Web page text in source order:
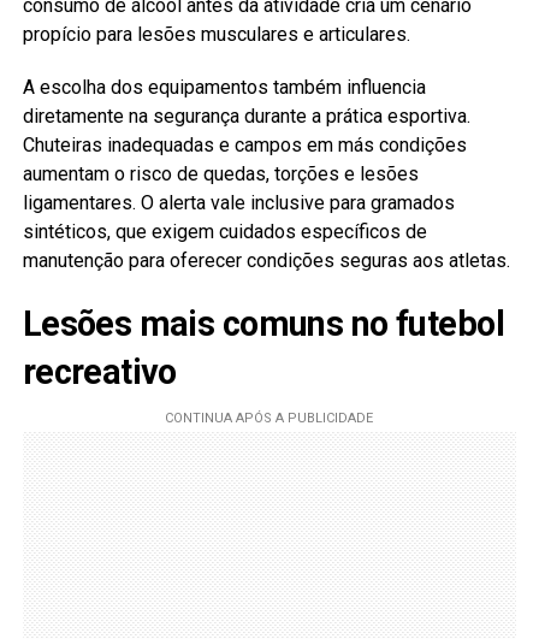
consumo de álcool antes da atividade cria um cenário
propício para lesões musculares e articulares.
A escolha dos equipamentos também influencia
diretamente na segurança durante a prática esportiva.
Chuteiras inadequadas e campos em más condições
aumentam o risco de quedas, torções e lesões
ligamentares. O alerta vale inclusive para gramados
sintéticos, que exigem cuidados específicos de
manutenção para oferecer condições seguras aos atletas.
Lesões mais comuns no futebol
recreativo